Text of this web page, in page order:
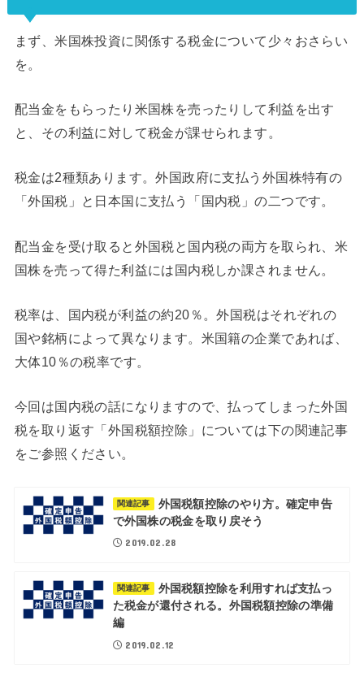
まず、米国株投資に関係する税金について少々おさらい
を。
配当金をもらったり米国株を売ったりして利益を出す
と、その利益に対して税金が課せられます。
税金は2種類あります。外国政府に支払う外国株特有の
「外国税」と日本国に支払う「国内税」の二つです。
配当金を受け取ると外国税と国内税の両方を取られ、米
国株を売って得た利益には国内税しか課されません。
税率は、国内税が利益の約20％。外国税はそれぞれの
国や銘柄によって異なります。米国籍の企業であれば、
大体10％の税率です。
今回は国内税の話になりますので、払ってしまった外国
税を取り返す「外国税額控除」については下の関連記事
をご参照ください。
関連記事
外国税額控除のやり方。確定申告
で外国株の税金を取り戻そう
2019.02.28
関連記事
外国税額控除を利用すれば支払っ
た税金が還付される。外国税額控除の準備
編
2019.02.12